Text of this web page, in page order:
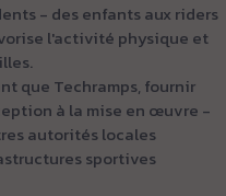
- des enfants aux riders
l'activité physique et
que Techramps, fournir
à la mise en œuvre -
autorités locales
sportives